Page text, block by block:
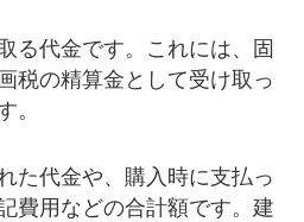
る代金です。これには、固
税の精算金として受け取っ
。
た代金や、購入時に支払っ
費用などの合計額です。建